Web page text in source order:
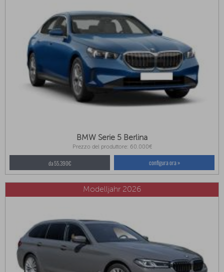
BMW Serie 5 Berlina
Prezzo del produttore: 60.000€
da 55.390€ configura ora »
Modelljahr 2026